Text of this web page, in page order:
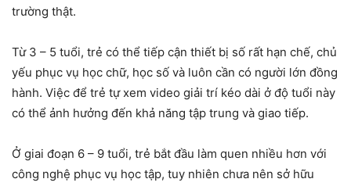
trường thật.
Từ 3 – 5 tuổi, trẻ có thể tiếp cận thiết bị số rất hạn chế, chủ
yếu phục vụ học chữ, học số và luôn cần có người lớn đồng
hành. Việc để trẻ tự xem video giải trí kéo dài ở độ tuổi này
có thể ảnh hưởng đến khả năng tập trung và giao tiếp.
Ở giai đoạn 6 – 9 tuổi, trẻ bắt đầu làm quen nhiều hơn với
công nghệ phục vụ học tập, tuy nhiên chưa nên sở hữu